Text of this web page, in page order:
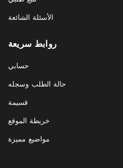
الأسئلة الشائعة
روابط سريعة
حسابي
حالة الطلب وسجله
قسيمة
خريطة الموقع
مواضيع مميزة